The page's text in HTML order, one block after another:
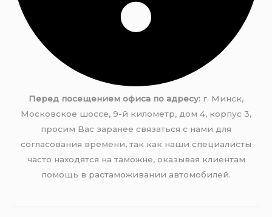
Перед посещением офиса по адресу: г. Минск,
Московское шоссе, 9-й километр, дом 4, корпус 3,
просим Вас заранее связаться с нами для
согласования времени, так как наши специалисты
часто находятся на таможне, оказывая клиентам
помощь в растаможивании автомобилей.